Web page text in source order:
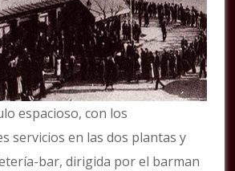
espacioso, con los
servicios en las dos plantas y
bar, dirigida por el barman